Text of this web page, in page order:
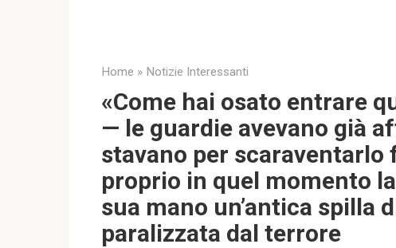
Home » Notizie Interessanti
«Come hai osato entrare
— le guardie avevano già
stavano per scaraventarlo
proprio in quel momento
sua mano un’antica spilla
paralizzata dal terrore